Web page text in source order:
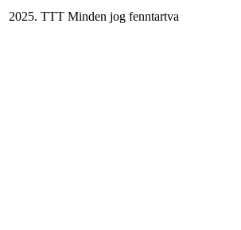
2025. TTT Minden jog fenntartva